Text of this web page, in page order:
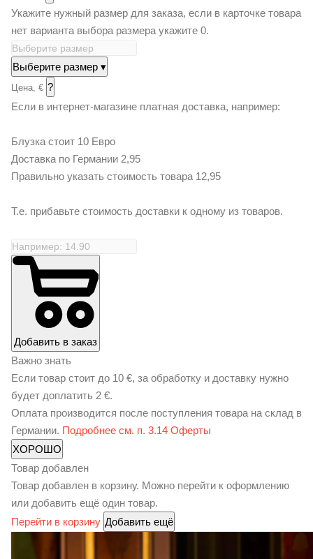
Укажите нужный размер для заказа, если в карточке товара
нет варианта выбора размера укажите 0.
Выберите размер ▾
Цена, € ?
Если в интернет-магазине платная доставка, например:
Блузка стоит 10 Евро
Доставка по Германии 2,95
Правильно указать стоимость товара 12,95
Т.е. прибавьте стоимость доставки к одному из товаров.
Добавить в заказ
Важно знать
Если товар стоит до 10 €, за обработку и доставку нужно
будет доплатить 2 €.
Оплата производится после поступления товара на склад в
Германии. Подробнее см. п. 3.14 Оферты
ХОРОШО
Товар добавлен
Товар добавлен в корзину. Можно перейти к оформлению
или добавить ещё один товар.
Перейти в корзину Добавить ещё